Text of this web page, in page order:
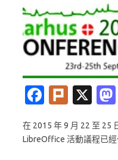
Fa
e
Pl
k
X
在 2015 年 9 月 22 至 25
LibreOffice 活動議程已